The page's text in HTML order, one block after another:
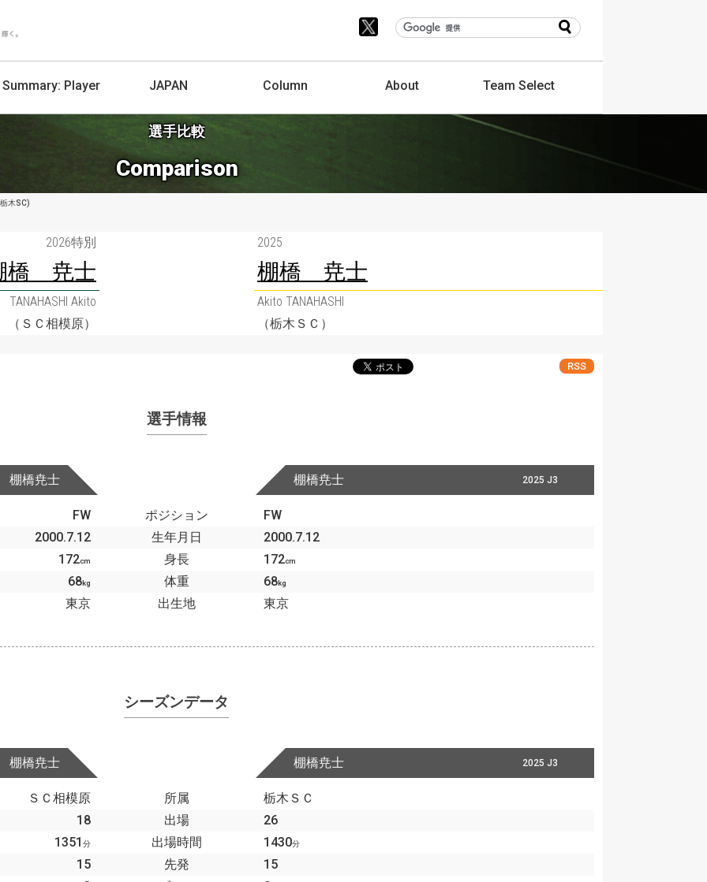
Summary: Player JAPAN Column About TeamSelect
選手比較
Comparison
木SC)
2026特別 2025
橋 尭士 棚橋 尭士
TANAHASHI Akito
Akito TANAHASHI
（ＳＣ相模原）
（栃木ＳＣ）
RSS
選手情報
棚橋尭士 2025 J3
棚橋尭士
FW ポジション
FW
2000.7.12
生年月日
2000.7.12
172cm 身長 172cm
68kg 体重 68kg
東京 出生地 東京
シーズンデータ
棚橋尭士 2025 J3
棚橋尭士
ＳＣ相模原 所属
栃木ＳＣ
18
出場
26
1351 分 出場時間 1430分
15 先発
15